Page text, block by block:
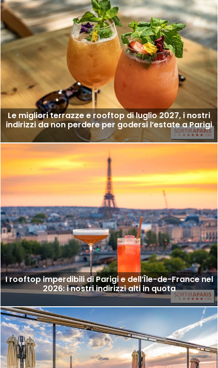
Le migliori terrazze e rooftop di luglio 2027, i nostri
indirizzi da non perdere per godersi l’estate a Parigi
I rooftop imperdibili di Parigi e dell’Île-de-France nel
2026: i nostri indirizzi alti in quota